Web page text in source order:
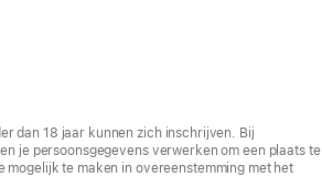
dan 18 jaar kunnen zich inschrijven. Bij
je persoonsgegevens verwerken om een plaats te
te maken in overeenstemming met het